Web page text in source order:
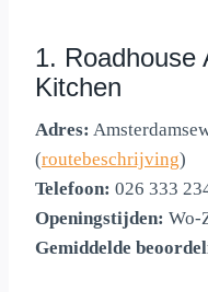
1. Roadhouse
Kitchen
Adres:
(routebeschrijving)
Telefoon: 026 333
Openingstijden: Wo-
Gemiddelde